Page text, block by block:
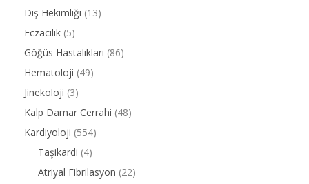
Diş Hekimliği (13)
Eczacılık (5)
Göğüs Hastalıkları (86)
Hematoloji (49)
Jinekoloji (3)
Kalp Damar Cerrahi (48)
Kardiyoloji (554)
Taşikardi (4)
Atriyal Fibrilasyon (22)